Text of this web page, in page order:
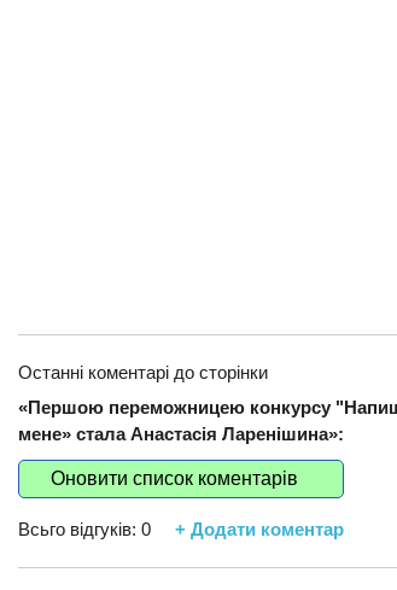
Останні коментарі до сторінки
«Першою переможницею конкурсу
мене» стала Анастасія Ларенішина»:
Оновити список коментарів
Всьго відгуків: 0 + Додати коментар